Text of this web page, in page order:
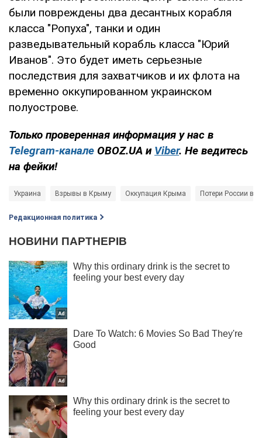
были повреждены два десантных корабля
класса "Ропуха", танки и один
разведывательный корабль класса "Юрий
Иванов". Это будет иметь серьезные
последствия для захватчиков и их флота на
временно оккупированном украинском
полуострове.
Только проверенная информация у нас в
Telegram-канале OBOZ.UA и Viber. Не ведитесь
на фейки!
Украина Взрывы в Крыму Оккупация Крыма Потери России в
Редакционная политика